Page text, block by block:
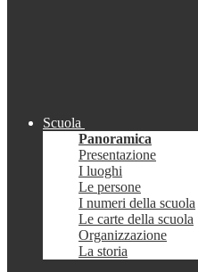
Scuola
Panoramica
Presentazione
I luoghi
Le persone
I numeri della scuola
Le carte della scuola
Organizzazione
La storia